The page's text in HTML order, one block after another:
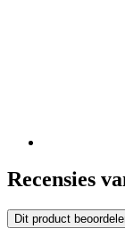
Recensies
Dit product